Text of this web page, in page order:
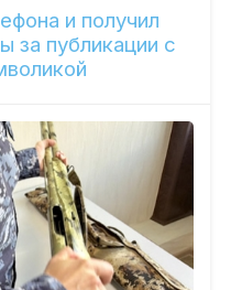
и получил
за публикации с